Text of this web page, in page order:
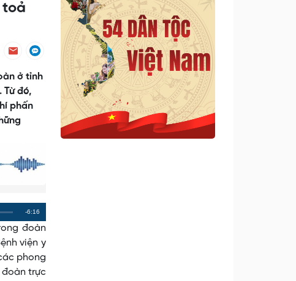
toả
ở tỉnh
Từ đó,
phấn
Remaining
Time
-6:16
đoàn
viện y
phong
trực